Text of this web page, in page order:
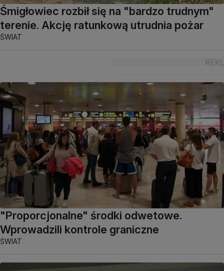
Śmigłowiec rozbił się na "bardzo trudnym"
terenie. Akcję ratunkową utrudnia pożar
ŚWIAT
"Proporcjonalne" środki odwetowe.
Wprowadzili kontrole graniczne
ŚWIAT